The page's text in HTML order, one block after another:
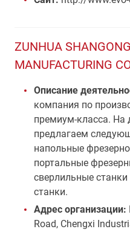
ZUNHUA
MANUFACTURING
Описание
компания по
премиум-класса.
предлагаем
напольные
портальные
сверлильные
станки.
Адрес организации:
Road, Chengxi